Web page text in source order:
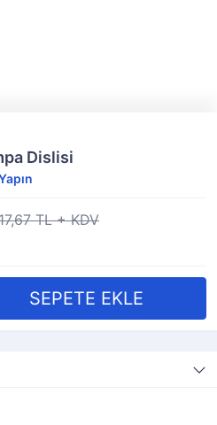
Dislisi
TL + KDV